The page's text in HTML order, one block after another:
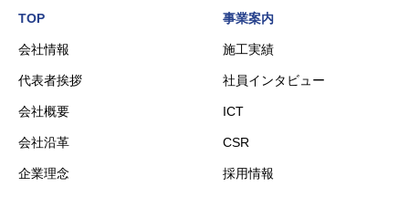
TOP
会社情報
代表者挨拶
会社概要
会社沿革
企業理念
事業案内
施工実績
社員インタビュー
ICT
CSR
採用情報